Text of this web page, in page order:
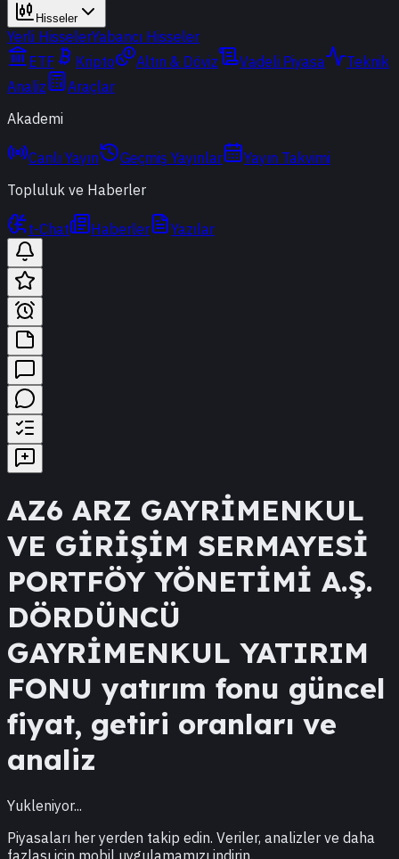
Hisseler
Yerli HisselerYabancı Hisseler
ETF
Kripto Altın & Döviz Vadeli Piyasa
Teknik
Analiz
Araçlar
Akademi
Canlı Yayın Geçmiş Yayınlar
Yayın Takvimi
Topluluk ve Haberler
t-Chat Haberler Yazılar
AZ6 ARZ GAYRİMENKUL
VE GİRİŞİM SERMAYESİ
PORTFÖY YÖNETİMİ A.Ş.
DÖRDÜNCÜ
GAYRİMENKUL YATIRIM
FONU yatırım fonu güncel
fiyat, getiri oranları ve
analiz
Yukleniyor...
Piyasaları her yerden takip edin. Veriler, analizler ve daha
fazlası için mobil uygulamamızı indirin.